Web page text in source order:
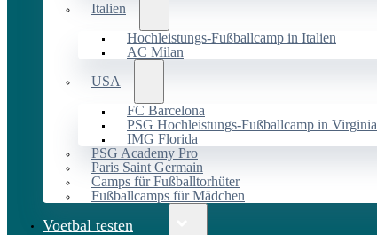
Italien
Hochleistungs-Fußballcamp in Italien
AC Milan
USA
FC Barcelona
PSG Hochleistungs-Fußballcamp in Virginia
IMG Florida
PSG Academy Pro
Paris Saint Germain
Camps für Fußballtorhüter
Fußballcamps für Mädchen
Voetbal testen